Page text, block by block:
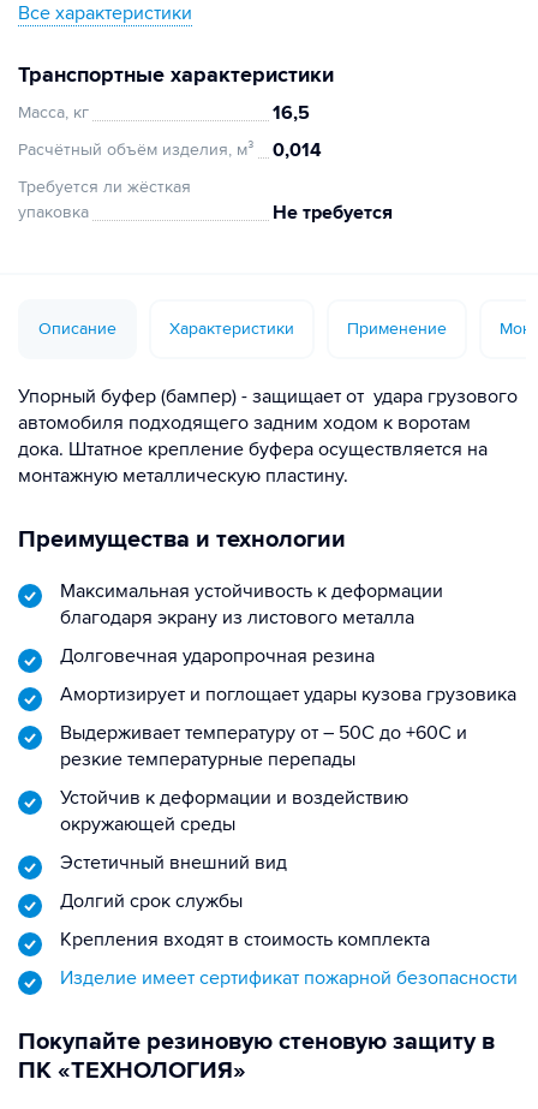
Все характеристики
Транспортные характеристики
Масса, кг 16,5
Расчётный объём изделия, м³ 0,014
Требуется ли жёсткая
упаковка
Не требуется
Описание Характеристики Применение
Упорный буфер (бампер) - защищает от удара грузового
автомобиля подходящего задним ходом к воротам
дока. Штатное крепление буфера осуществляется на
монтажную металлическую пластину.
Преимущества и технологии
Максимальная устойчивость к деформации
благодаря экрану из листового металла
Долговечная ударопрочная резина
Амортизирует и поглощает удары кузова грузовика
Выдерживает температуру от – 50С до +60С и
резкие температурные перепады
Устойчив к деформации и воздействию
окружающей среды
Эстетичный внешний вид
Долгий срок службы
Крепления входят в стоимость комплекта
Изделие имеет сертификат пожарной безопасности
Покупайте резиновую стеновую защиту в
ПК «ТЕХНОЛОГИЯ»